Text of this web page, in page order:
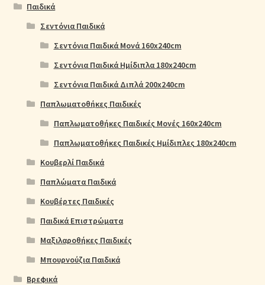
Παιδικά
Σεντόνια Παιδικά
Σεντόνια Παιδικά Μονά 160x240cm
Σεντόνια Παιδικά Ημίδιπλα 180x240cm
Σεντόνια Παιδικά Διπλά 200x240cm
Παπλωματοθήκες Παιδικές
Παπλωματοθήκες Παιδικές Μονές 160x240cm
Παπλωματοθήκες Παιδικές Ημίδιπλες 180x240cm
Κουβερλί Παιδικά
Παπλώματα Παιδικά
Κουβέρτες Παιδικές
Παιδικά Επιστρώματα
Μαξιλαροθήκες Παιδικές
Μπουρνούζια Παιδικά
Βρεφικά